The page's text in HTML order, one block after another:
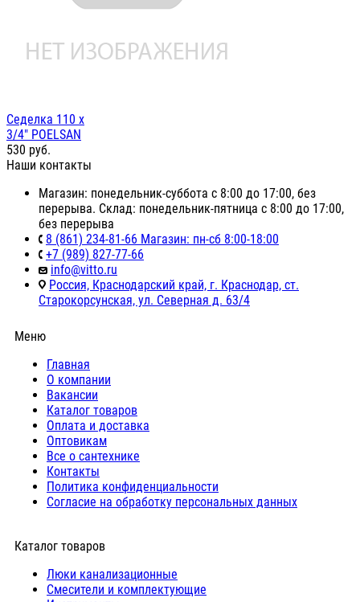
Седелка 110 х
3/4" POELSAN
530 руб.
Наши контакты
Магазин: понедельник-суббота с 8:00 до 17:00, без
перерыва. Склад: понедельник-пятница с 8:00 до 17:00,
без перерыва
8 (861) 234-81-66 Магазин: пн-сб 8:00-18:00
+7 (989) 827-77-66
info@vitto.ru
Россия, Краснодарский край, г. Краснодар, ст.
Старокорсунская, ул. Северная д. 63/4
Меню
Главная
О компании
Вакансии
Каталог товаров
Оплата и доставка
Оптовикам
Все о сантехнике
Контакты
Политика конфиденциальности
Согласие на обработку персональных данных
Каталог товаров
Люки канализационные
Cмесители и комплектующие